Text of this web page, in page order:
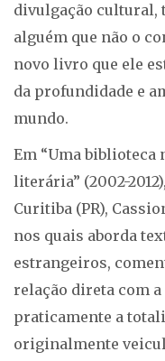
divulgação cultural,
alguém que não o
novo livro que ele
da profundidade e
mundo.
Em “Uma biblioteca
literária” (2002-
Curitiba (PR),
nos quais aborda
estrangeiros,
relação direta com a
praticamente a
originalmente